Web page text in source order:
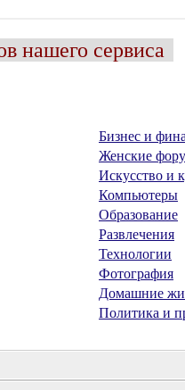
нашего сервиса
Бизнес и
Женские
Искусство и
Компьютеры
Образование
Развлечения
Технологии
Фотография
Домашние
Политика и